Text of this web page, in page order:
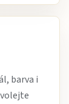
barva i